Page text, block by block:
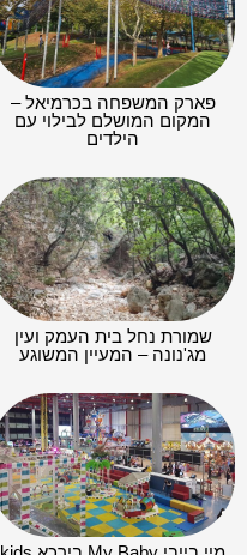
פארק המשפחה בכרמיאל –
המקום המושלם לבילוי עם
הילדים
שמורת נחל בית העמק ועין
מג'נונה – המעיין המשוגע